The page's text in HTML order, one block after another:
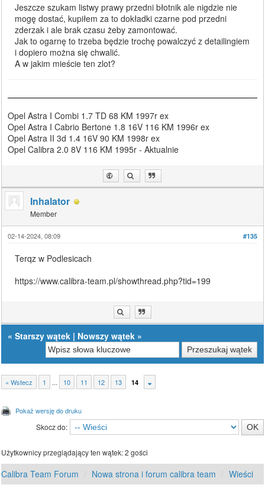
Jeszcze szukam listwy prawy przedni błotnik ale nigdzie nie
mogę dostać, kupiłem za to dokładki czarne pod przedni
zderzak i ale brak czasu żeby zamontować.
Jak to ogarnę to trzeba będzie trochę powalczyć z detailingiem
i dopiero można się chwalić.
A w jakim mieście ten zlot?
Opel Astra I Combi 1.7 TD 68 KM 1997r ex
Opel Astra I Cabrio Bertone 1.8 16V 116 KM 1996r ex
Opel Astra II 3d 1.4 16V 90 KM 1998r ex
Opel Calibra 2.0 8V 116 KM 1995r - Aktualnie
Inhalator
Member
#135
02-14-2024, 08:09
Terqz w Podlesicach
https://www.calibra-team.pl/showthread.php?tid=199
«Starszy wątek | Nowszy wątek »
« Wstecz 1 ... 10 11 12 13 14
Pokaż wersję do druku
Skocz do:
Użytkownicy przeglądający ten wątek: 2 gości
Calibra Team Forum Nowa strona i forum calibra team Wieści